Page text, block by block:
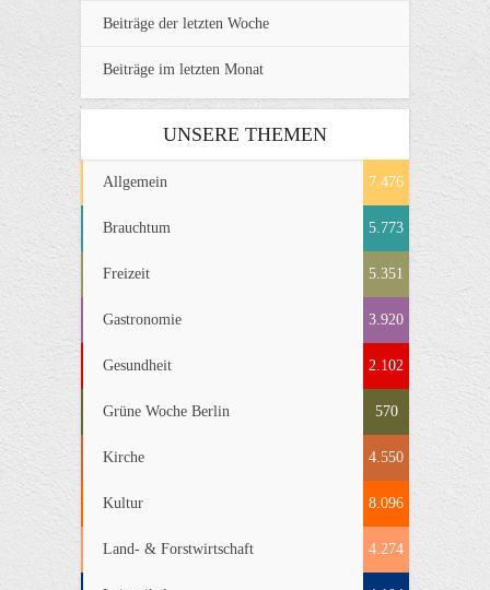
Beiträge der letzten Woche
Beiträge im letzten Monat
UNSERE THEMEN
Allgemein 7.476
Brauchtum 5.773
Freizeit 5.351
Gastronomie 3.920
Gesundheit 2.102
Grüne Woche Berlin 570
Kirche 4.550
Kultur 8.096
Land- & Forstwirtschaft 4.274